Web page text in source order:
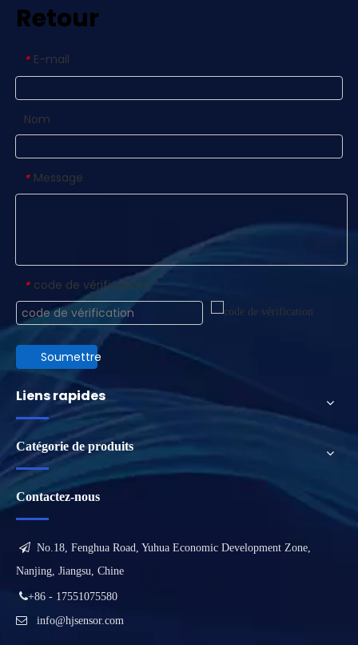
Retour
* E-mail
Nom
* Message
* code de vérification
Soumettre
Liens rapides
Catégorie de produits
Contactez-nous
 No.18, Fenghua Road, Yuhua Economic Development Zone,
Nanjing, Jiangsu, Chine
+86 - 17551075580
 info@hjsensor.com